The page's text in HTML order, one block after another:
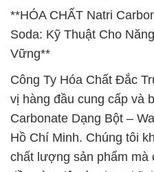
**HÓA CHẤT Natri
Soda: Kỹ Thuật Cho
Vững**
Công Ty Hóa Chất Đắc
vị hàng đầu cung cấp và
Carbonate Dạng Bột –
Hồ Chí Minh. Chúng tôi
chất lượng sản phẩm mà